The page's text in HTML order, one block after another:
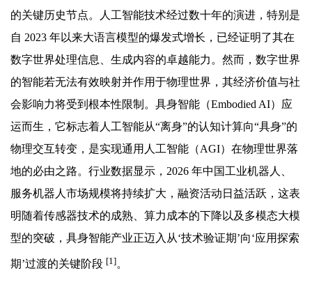
的关键历史节点。人工智能技术经过数十年的演进，特别是
自 2023 年以来大语言模型的爆发式增长，已经证明了其在
数字世界处理信息、生成内容的卓越能力。然而，数字世界
的智能若无法有效映射并作用于物理世界，其经济价值与社
会影响力将受到根本性限制。具身智能（Embodied AI）应
运而生，它标志着人工智能从“离身”的认知计算向“具身”的
物理交互转变，是实现通用人工智能（AGI）在物理世界落
地的必由之路。行业数据显示，2026 年中国工业机器人、
服务机器人市场规模将持续扩大，融资活动日益活跃，这表
明随着传感器技术的成熟、算力成本的下降以及多模态大模
型的突破，具身智能产业正迈入从‘技术验证期’向‘应用探索
期’过渡的关键阶段 [1]。